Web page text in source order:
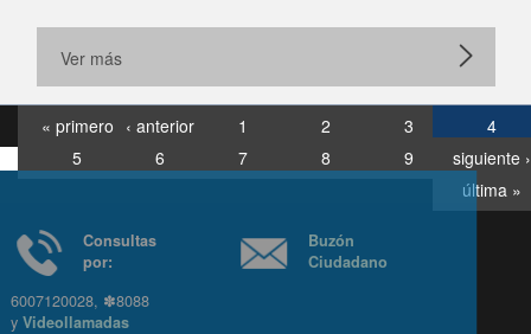
Ver más
« primero ‹ anterior 1 2 3
4
5
6 7 8 9
siguiente ›
última »
Consultas
6007120028, ✽8088
yVideollamadas
Ciudadano